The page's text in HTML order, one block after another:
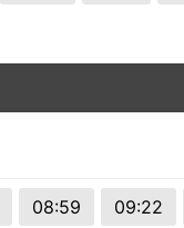
08:59 09:22